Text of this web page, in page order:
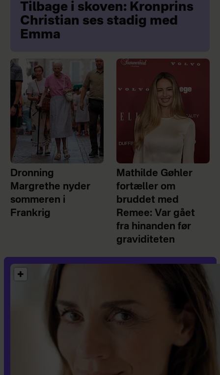
Tilbage i skoven: Kronprins
Christian ses stadig med
Emma
Dronning
Margrethe nyder
sommeren i
Frankrig
Mathilde Gøhler
fortæller om
bruddet med
Remee: Var gået
fra hinanden før
graviditeten